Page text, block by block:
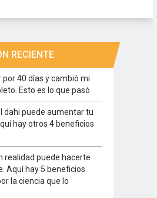
RECIENTE
por 40 días y cambió mi
Esto es lo que pasó
dahi puede aumentar tu
hay otros 4 beneficios
realidad puede hacerte
Aquí hay 5 beneficios
la ciencia que lo